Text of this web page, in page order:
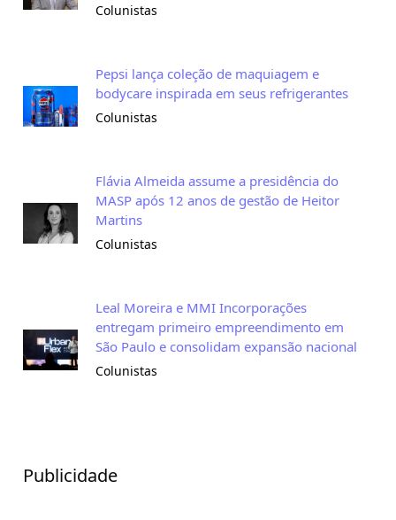
Colunistas
Pepsi lança coleção de maquiagem e
bodycare inspirada em seus refrigerantes
Colunistas
Flávia Almeida assume a presidência do
MASP após 12 anos de gestão de Heitor
Martins
Colunistas
Leal Moreira e MMI Incorporações
entregam primeiro empreendimento em
São Paulo e consolidam expansão nacional
Colunistas
Publicidade